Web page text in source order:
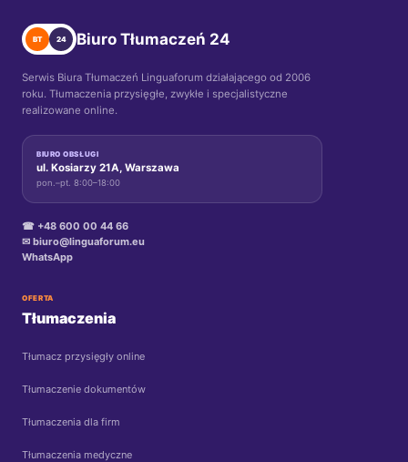
BT 24 Biuro Tłumaczeń 24
Serwis Biura Tłumaczeń Linguaforum działającego od 2006
roku. Tłumaczenia przysięgłe, zwykłe i specjalistyczne
realizowane online.
BIURO OBSŁUGI
ul. Kosiarzy 21A, Warszawa
pon.–pt. 8:00–18:00
☎ +48 600 00 44 66
✉ biuro@linguaforum.eu
WhatsApp
OFERTA
Tłumaczenia
Tłumacz przysięgły online
Tłumaczenie dokumentów
Tłumaczenia dla firm
Tłumaczenia medyczne